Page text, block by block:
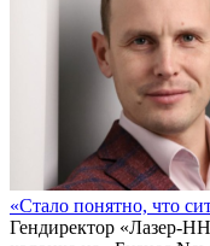
«Стало понятно, что
Гендиректор «Лазер-